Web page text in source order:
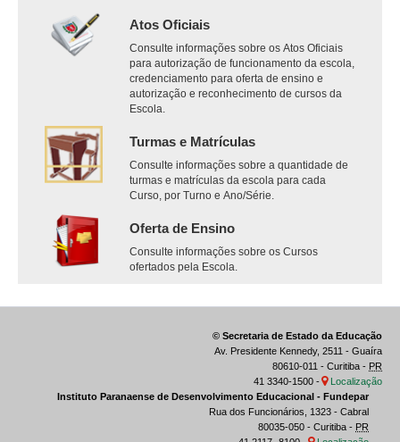
Atos Oficiais
Consulte informações sobre os Atos Oficiais
para autorização de funcionamento da escola,
credenciamento para oferta de ensino e
autorização e reconhecimento de cursos da
Escola.
Turmas e Matrículas
Consulte informações sobre a quantidade de
turmas e matrículas da escola para cada
Curso, por Turno e Ano/Série.
Oferta de Ensino
Consulte informações sobre os Cursos
ofertados pela Escola.
© Secretaria de Estado da Educação
Av. Presidente Kennedy, 2511 - Guaíra
80610-011 - Curitiba - PR
41 3340-1500 -
Localização
Instituto Paranaense de Desenvolvimento Educacional - Fundepar
Rua dos Funcionários, 1323 - Cabral
80035-050 - Curitiba - PR